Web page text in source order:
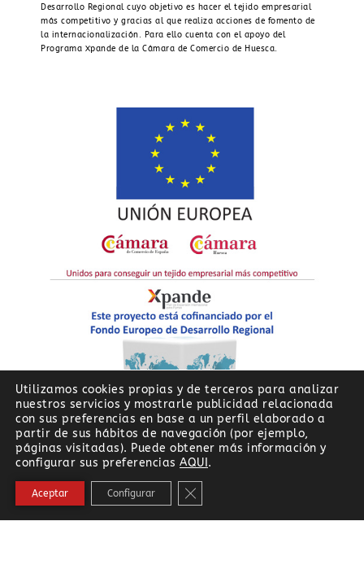
Desarrollo Regional cuyo objetivo es hacer el tejido empresarial
más competitivo y gracias al que realiza acciones de fomento de
la internacionalización. Para ello cuenta con el apoyo del
Programa Xpande de la Cámara de Comercio de Huesca.
Utilizamos cookies propias y de terceros para analizar
nuestros servicios y mostrarle publicidad relacionada
con sus preferencias en base a un perfil elaborado a
partir de sus hábitos de navegación (por ejemplo,
páginas visitadas). Puede obtener más información y
configurar sus preferencias AQUI .
Aceptar Configurar Cerrar el banner de cookies